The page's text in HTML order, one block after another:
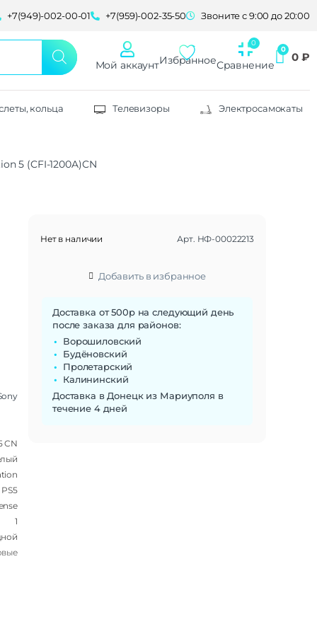
+7(949)-002-00-01 +7(959)-002-35-50 Звоните с 9:00 до 20:00
Мой аккаунтИзбранноеСравнение
0 ₽
кольца Телевизоры Электросамокаты
5 (CFI-1200A)CN
CN
1
Нет в наличии Арт. НФ-00022213
Добавить в избранное
Доставка от 500р на следующий день
после заказа для районов:
Ворошиловский
Будёновский
Пролетарский
Калининский
Доставка в Донецк из Мариуполя в
течение 4 дней